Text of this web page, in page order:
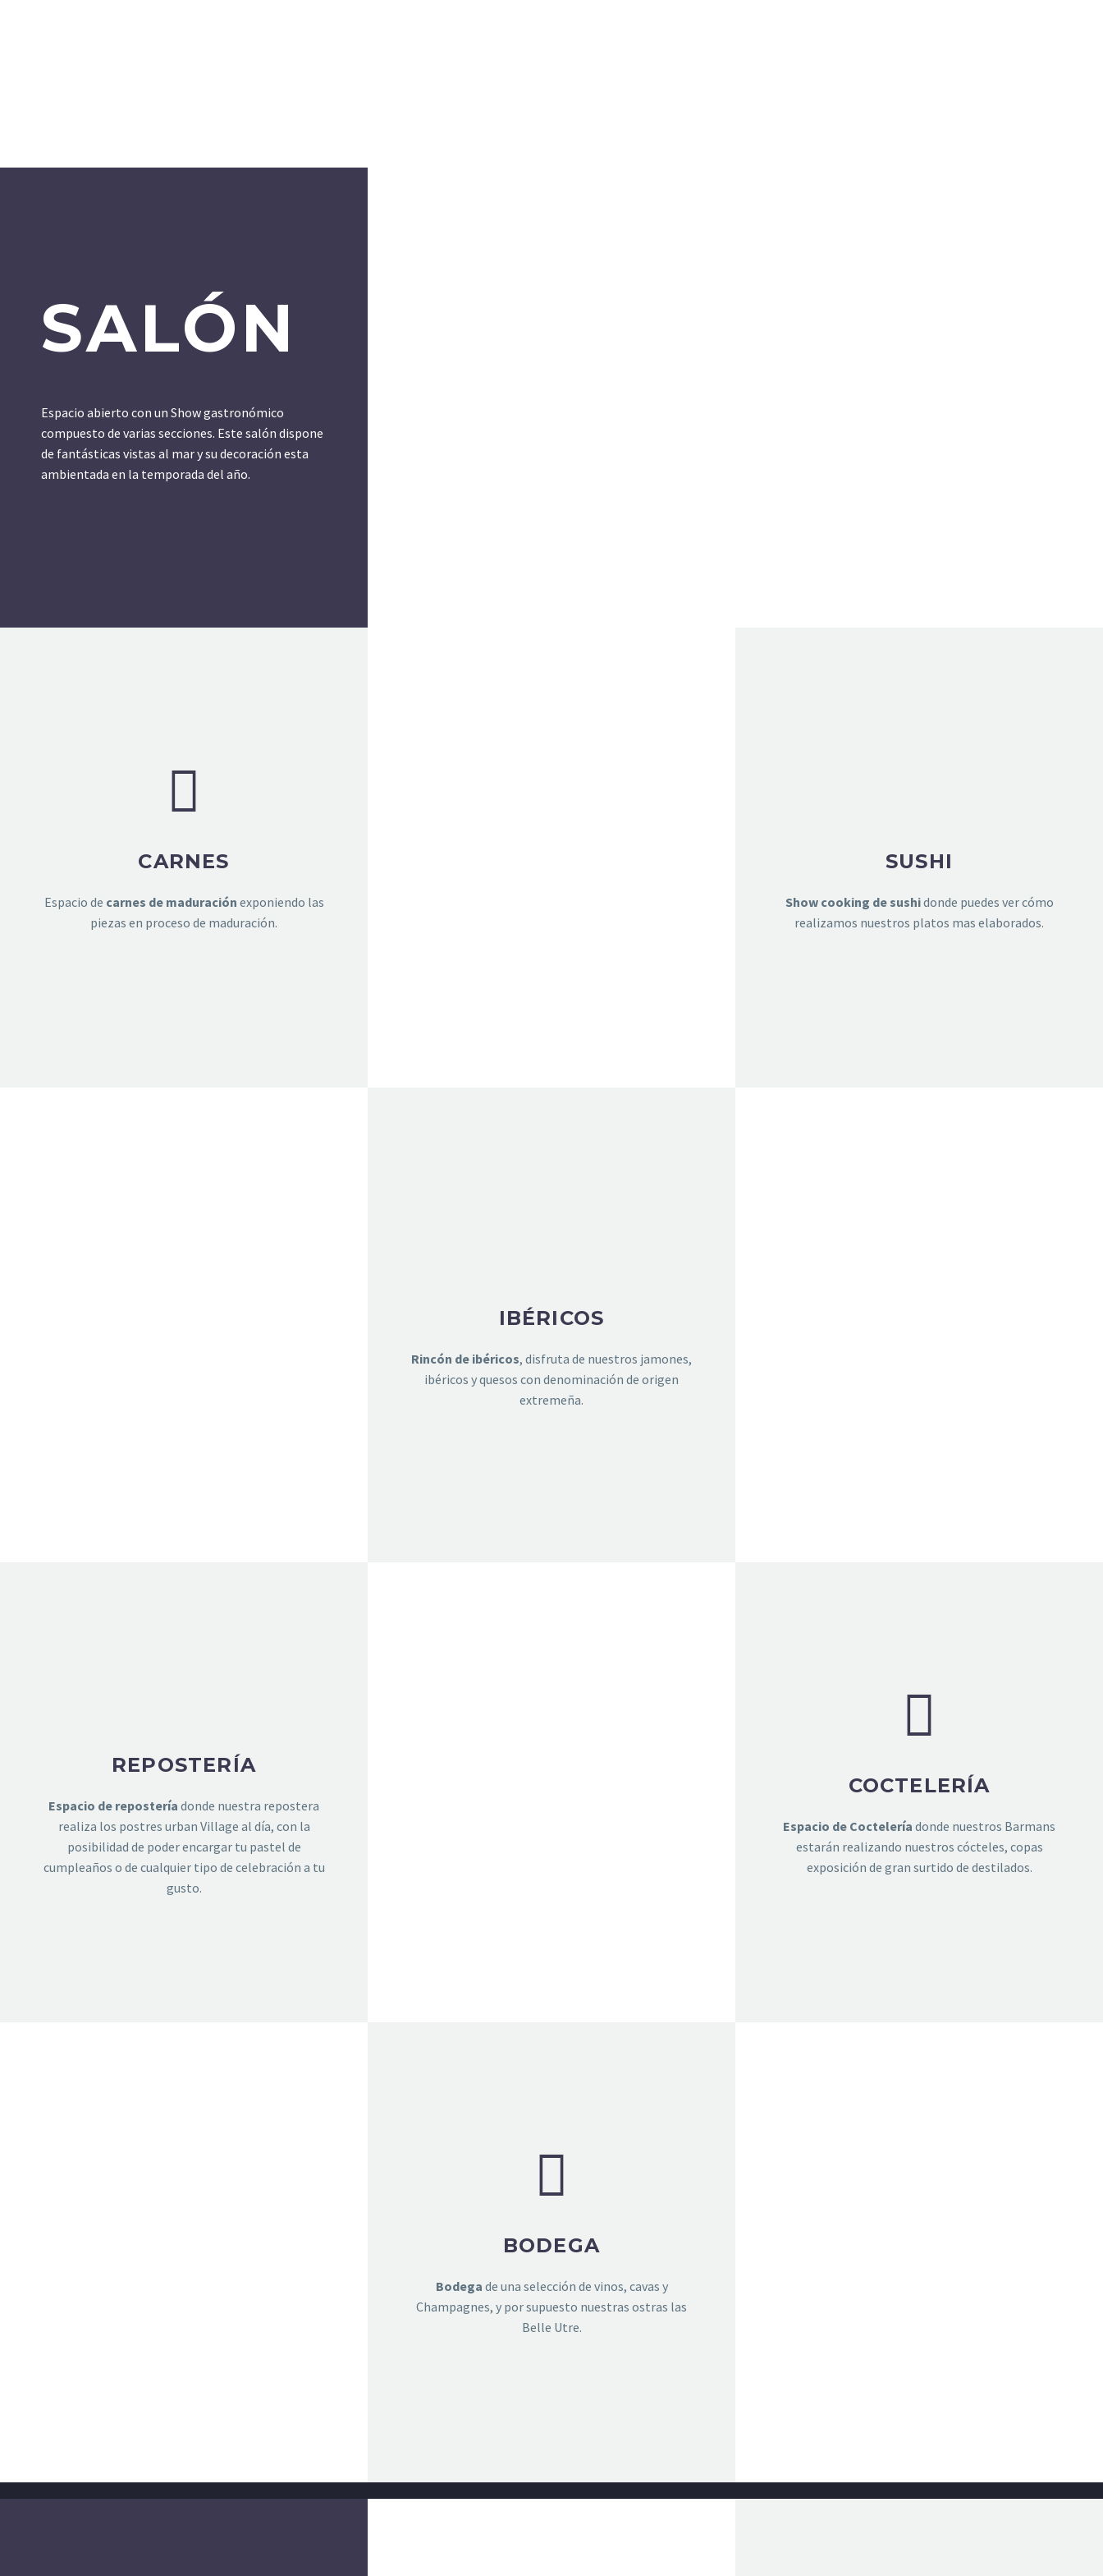
SALÓN
Espacio abierto con un Show gastronómico
compuesto de varias secciones. Este salón dispone
de fantásticas vistas al mar y su decoración esta
ambientada en la temporada del año.
CARNES
Espacio de carnes de maduración exponiendo las
piezas en proceso de maduración.
SUSHI
Show cooking de sushidonde puedes ver cómo
realizamos nuestros platos mas elaborados.
IBÉRICOS
Rincón de ibéricos, disfruta de nuestros jamones,
ibéricos y quesos con denominación de origen
extremeña.
REPOSTERÍA
Espacio de repostería donde nuestra repostera
realiza los postres urban Village al día, con la
posibilidad de poder encargar tu pastel de
cumpleaños o de cualquier tipo de celebración a tu
gusto.
COCTELERÍA
Espacio de Coctelería donde nuestros Barmans
estarán realizando nuestros cócteles, copas
exposición de gran surtido de destilados.
BODEGA
Bodega de una selección de vinos, cavas y
Champagnes, y por supuesto nuestras ostras las
Belle Utre.